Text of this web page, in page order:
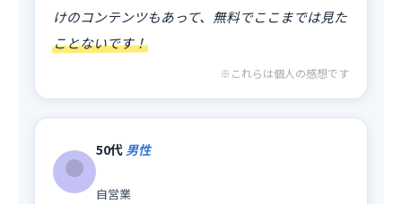
けのコンテンツもあって、無料でここまでは見た
ことないです！
※これらは個人の感想です
50代男性
自営業